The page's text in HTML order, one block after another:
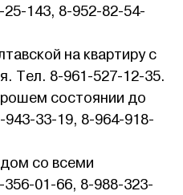
143, 8-952-82-54-
на квартиру с
Тел. 8-961-527-12-35.
состоянии до
33-19, 8-964-918-
со всеми
01-66, 8-988-323-